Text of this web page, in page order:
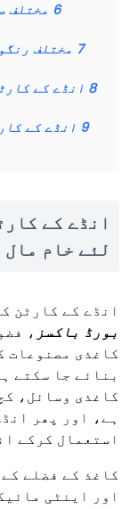
6 مختلف
7 مختلف
8 انڈے کے
9 انڈے کے
انڈے کے
لئے خام مال
انڈے کے کارٹن
بورڈ باکسز ،
کاغذی مصنوعات
بنائے جا سکتے
کاغذی وسائل،
ہے، اور پھر
استعمال کرکے
کاغذ کے فضلے
اور اینٹی